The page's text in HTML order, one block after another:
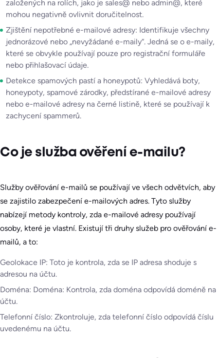
založených na rolích, jako je sales@ nebo admin@, které
mohou negativně ovlivnit doručitelnost.
Zjištění nepotřebné e-mailové adresy: Identifikuje všechny
jednorázové nebo „nevyžádané e-maily“. Jedná se o e-maily,
které se obvykle používají pouze pro registrační formuláře
nebo přihlašovací údaje.
Detekce spamových pastí a honeypotů: Vyhledává boty,
honeypoty, spamové zárodky, předstírané e-mailové adresy
nebo e-mailové adresy na černé listině, které se používají k
zachycení spammerů.
Co je služba ověření e-mailu?
Služby ověřování e-mailů se používají ve všech odvětvích, aby
se zajistilo zabezpečení e-mailových adres. Tyto služby
nabízejí metody kontroly, zda e-mailové adresy používají
osoby, které je vlastní. Existují tři druhy služeb pro ověřování e-
mailů, a to:
Geolokace IP: Toto je kontrola, zda se IP adresa shoduje s
adresou na účtu.
Doména: Doména: Kontrola, zda doména odpovídá doméně na
účtu.
Telefonní číslo: Zkontroluje, zda telefonní číslo odpovídá číslu
uvedenému na účtu.